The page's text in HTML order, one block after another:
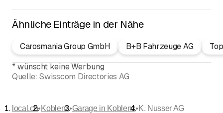
Ähnliche Einträge in der Nähe
Carosmania Group GmbH B+B Fahrzeuge AG
* wünscht keine Werbung
Quelle: Swisscom Directories AG
local.ch•Koblenz•Garage in Koblenz•K. Nusser AG